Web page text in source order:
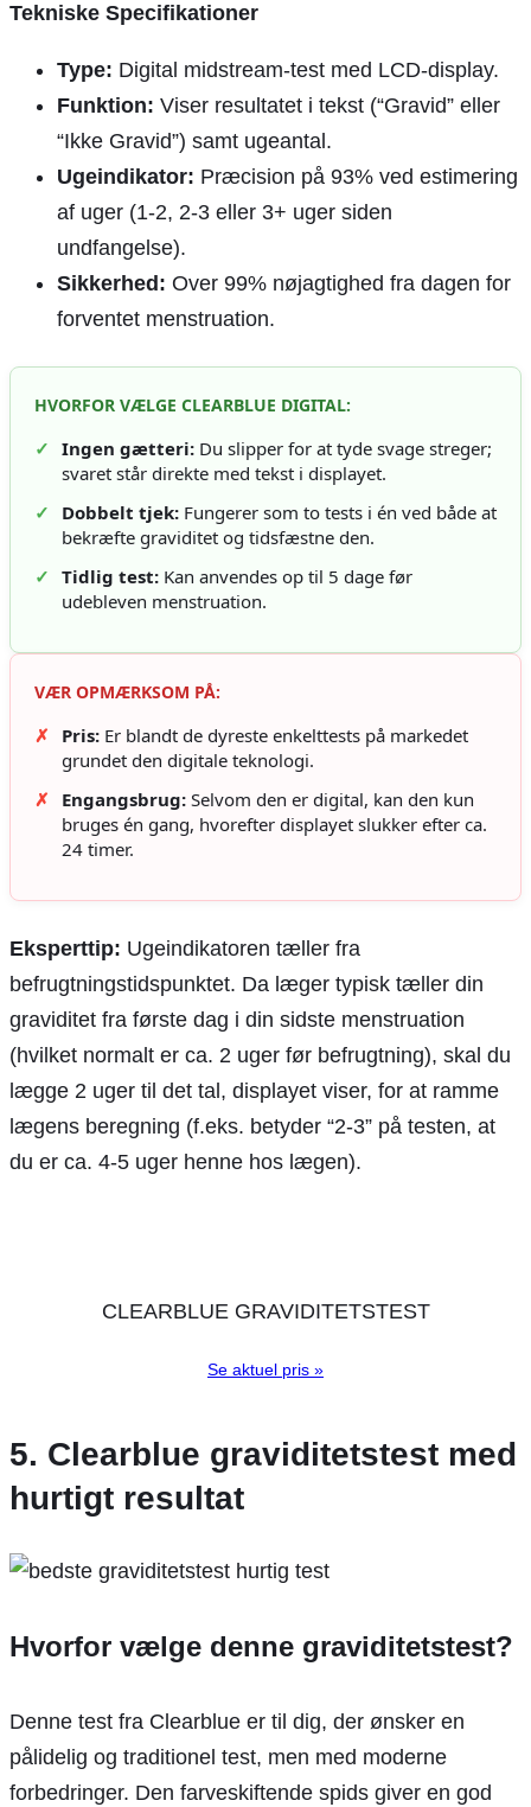
Tekniske Specifikationer
Type: Digital midstream-test med LCD-display.
Funktion: Viser resultatet i tekst (“Gravid” eller
“Ikke Gravid”) samt ugeantal.
Ugeindikator: Præcision på 93% ved estimering
af uger (1-2, 2-3 eller 3+ uger siden
undfangelse).
Sikkerhed: Over 99% nøjagtighed fra dagen for
forventet menstruation.
HVORFOR VÆLGE CLEARBLUE DIGITAL:
✓ Ingen gætteri: Du slipper for at tyde svage streger;
svaret står direkte med tekst i displayet.
✓
Dobbelt tjek: Fungerer som to tests i én ved både at
bekræfte graviditet og tidsfæstne den.
✓ Tidlig test: Kan anvendes op til 5 dage før
udebleven menstruation.
VÆR OPMÆRKSOM PÅ:
✗ Pris: Er blandt de dyreste enkelttests på markedet
grundet den digitale teknologi.
✗
Engangsbrug: Selvom den er digital, kan den kun
bruges én gang, hvorefter displayet slukker efter ca.
24 timer.
Eksperttip: Ugeindikatoren tæller fra
befrugtningstidspunktet. Da læger typisk tæller din
graviditet fra første dag i din sidste menstruation
(hvilket normalt er ca. 2 uger før befrugtning), skal du
lægge 2 uger til det tal, displayet viser, for at ramme
lægens beregning (f.eks. betyder “2-3” på testen, at
du er ca. 4-5 uger henne hos lægen).
CLEARBLUE GRAVIDITETSTEST
Se aktuel pris »
5. Clearblue graviditetstest med
hurtigt resultat
Hvorfor vælge denne graviditetstest?
Denne test fra Clearblue er til dig, der ønsker en
pålidelig og traditionel test, men med moderne
forbedringer. Den farveskiftende spids giver en god